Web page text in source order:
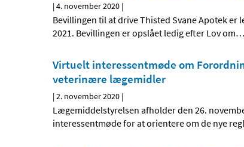
|4. november 2020 |
Bevillingen til at drive Thisted Svane Apotek er
2021. Bevillingen er opslået ledig efter Lov om…
Virtuelt interessentmøde om
veterinære lægemidler
|2. november 2020 |
Lægemiddelstyrelsen afholder den 26.
interessentmøde for at orientere om de nye